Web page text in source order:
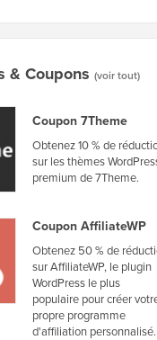
& Coupons (voir tout)
Coupon 7Theme
Obtenez 10 % de
sur les thèmes
premium de 7Theme.
Coupon AffiliateWP
Obtenez 50 % de
sur AffiliateWP, le plugin
WordPress le plus
populaire pour créer
propre programme
d'affiliation personnalisé.